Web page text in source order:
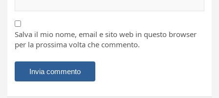
Salva il mio nome, email e sito web in questo browser
per la prossima volta che commento.